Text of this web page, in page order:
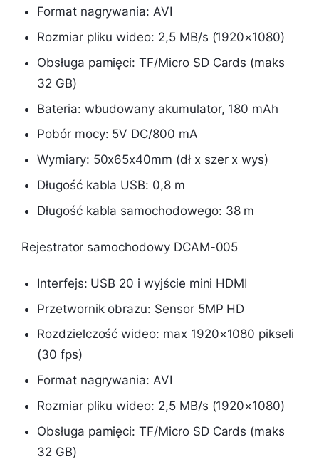
Format nagrywania: AVI
Rozmiar pliku wideo: 2,5 MB/s (1920×1080)
Obsługa pamięci: TF/Micro SD Cards (maks
32 GB)
Bateria: wbudowany akumulator, 180 mAh
Pobór mocy: 5V DC/800 mA
Wymiary: 50x65x40mm (dł x szer x wys)
Długość kabla USB: 0,8 m
Długość kabla samochodowego: 38 m
Rejestrator samochodowy DCAM-005
Interfejs: USB 20 i wyjście mini HDMI
Przetwornik obrazu: Sensor 5MP HD
Rozdzielczość wideo: max 1920×1080 pikseli
(30 fps)
Format nagrywania: AVI
Rozmiar pliku wideo: 2,5 MB/s (1920×1080)
Obsługa pamięci: TF/Micro SD Cards (maks
32 GB)